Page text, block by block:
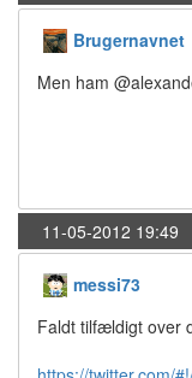
Brugernavnet
Men ham
11-05-2012 19:49
messi73
Faldt tilfældigt over